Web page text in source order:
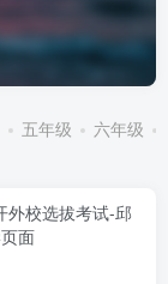
五年级 六年级